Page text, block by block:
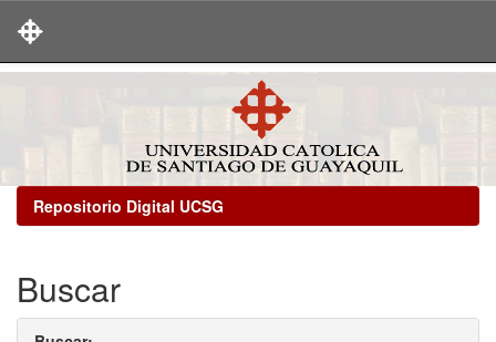
Repositorio Digital UCSG
Buscar